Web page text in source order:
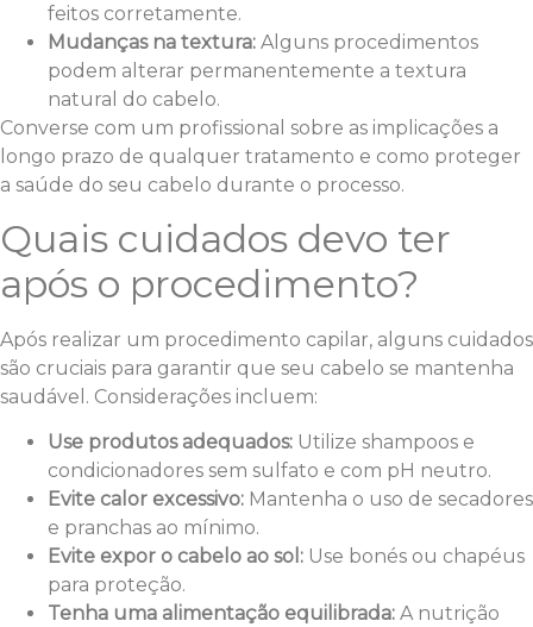
feitos corretamente.
Mudanças na textura: Alguns procedimentos
podem alterar permanentemente a textura
natural do cabelo.
Converse com um profissional sobre as implicações a
longo prazo de qualquer tratamento e como proteger
a saúde do seu cabelo durante o processo.
Quais cuidados devo ter
após o procedimento?
Após realizar um procedimento capilar, alguns cuidados
são cruciais para garantir que seu cabelo se mantenha
saudável. Considerações incluem:
Use produtos adequados: Utilize shampoos e
condicionadores sem sulfato e com pH neutro.
Evite calor excessivo: Mantenha o uso de secadores
e pranchas ao mínimo.
Evite expor o cabelo ao sol: Use bonés ou chapéus
para proteção.
Tenha uma alimentação equilibrada: A nutrição